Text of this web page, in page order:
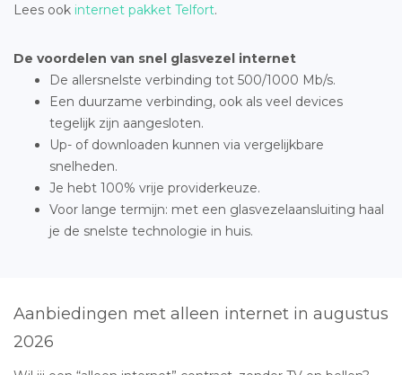
Lees ook internet pakket Telfort.
De voordelen van snel glasvezel internet
De allersnelste verbinding tot 500/1000 Mb/s.
Een duurzame verbinding, ook als veel devices
tegelijk zijn aangesloten.
Up- of downloaden kunnen via vergelijkbare
snelheden.
Je hebt 100% vrije providerkeuze.
Voor lange termijn: met een glasvezelaansluiting haal
je de snelste technologie in huis.
Aanbiedingen met alleen internet in augustus
2026